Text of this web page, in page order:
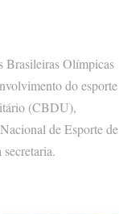
Brasileiras Olímpicas
do esporte
(CBDU),
de Esporte de